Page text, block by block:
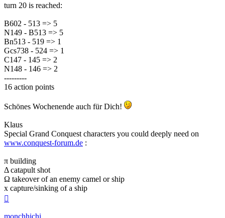
turn 20 is reached:
B602 - 513 => 5
N149 - B513 => 5
Bn513 - 519 => 1
Gcs738 - 524 => 1
C147 - 145 => 2
N148 - 146 => 2
---------
16 action points
Schönes Wochenende auch für Dich!
Klaus
Special Grand Conquest characters you could deeply need on
www.conquest-forum.de :
π building
Δ catapult shot
Ω takeover of an enemy camel or ship
x capture/sinking of a ship